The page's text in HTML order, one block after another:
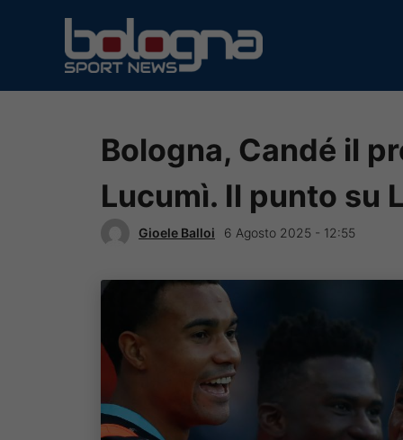
contenuto
Bologna, Candé il
Lucumì. Il punto su
Gioele Balloi 6 Agosto 2025 - 12:55